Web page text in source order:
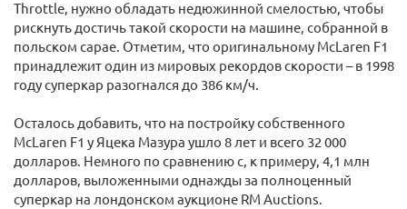
Throttle, нужно обладать недюжинной смелостью, чтобы
рискнуть достичь такой скорости на машине, собранной в
польском сарае. Отметим, что оригинальному McLaren F1
принадлежит один из мировых рекордов скорости – в 1998
году суперкар разогнался до 386 км/ч.
Осталось добавить, что на постройку собственного
McLaren F1 у Яцека Мазура ушло 8 лет и всего 32 000
долларов. Немного по сравнению с, к примеру, 4,1 млн
долларов, выложенными однажды за полноценный
суперкар на лондонском аукционе RM Auctions.